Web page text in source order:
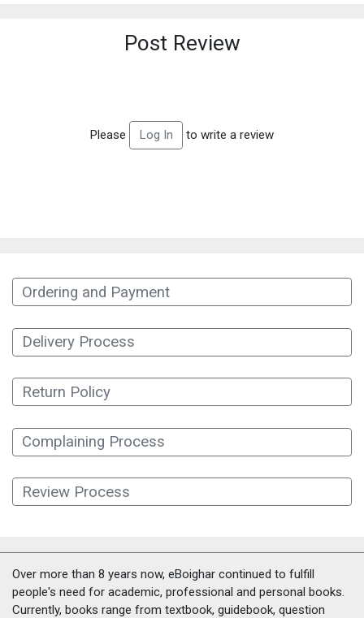
Post Review
Please Log In to write a review
Ordering and Payment
Delivery Process
Return Policy
Complaining Process
Review Process
Over more than 8 years now, eBoighar continued to fulfill
people's need for academic, professional and personal books.
Currently, books range from textbook, guidebook, question